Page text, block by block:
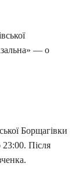
— о
Борщагівки
23:00. Після